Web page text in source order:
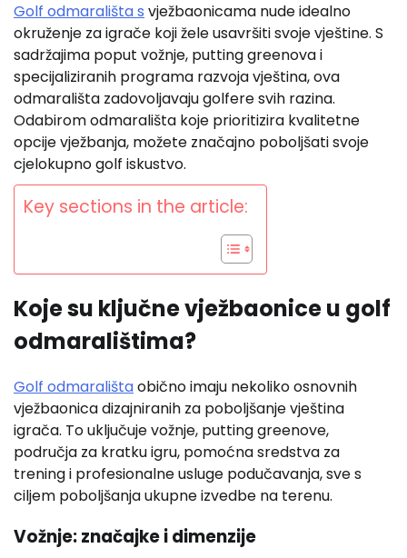
Golf odmarališta s vježbaonicama nude idealno
okruženje za igrače koji žele usavršiti svoje vještine. S
sadržajima poput vožnje, putting greenova i
specijaliziranih programa razvoja vještina, ova
odmarališta zadovoljavaju golfere svih razina.
Odabirom odmarališta koje prioritizira kvalitetne
opcije vježbanja, možete značajno poboljšati svoje
cjelokupno golf iskustvo.
Key sections in the article:
Koje su ključne vježbaonice u golf
odmaralištima?
Golf odmaralištaobično imaju nekoliko osnovnih
vježbaonica dizajniranih za poboljšanje vještina
igrača. To uključuje vožnje, putting greenove,
područja za kratku igru, pomoćna sredstva za
trening i profesionalne usluge podučavanja, sve s
ciljem poboljšanja ukupne izvedbe na terenu.
Vožnje: značajke i dimenzije